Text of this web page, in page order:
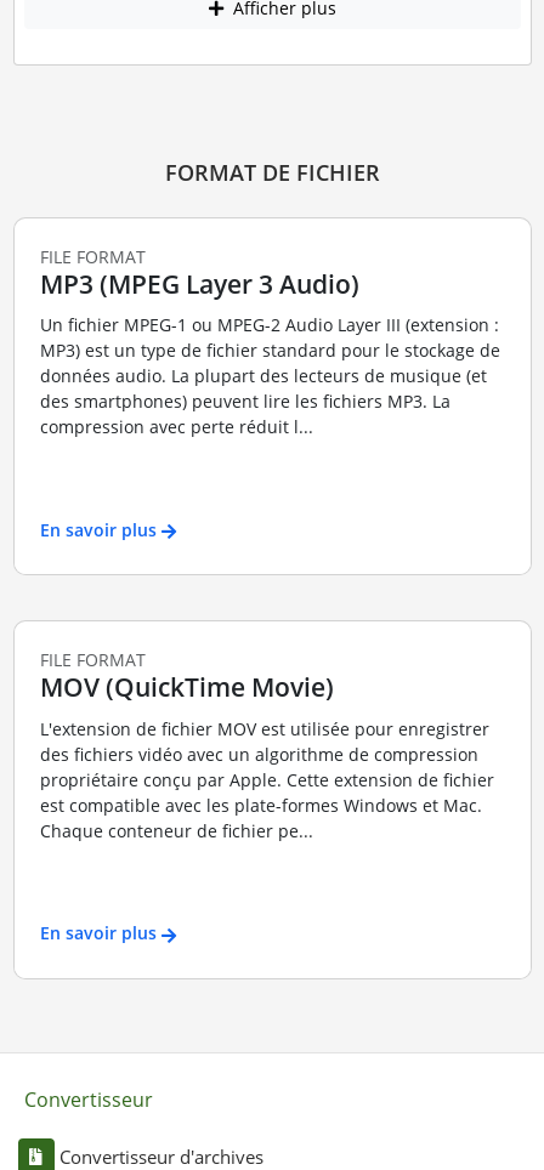
Afficher plus
FORMAT DE FICHIER
FILE FORMAT
MP3 (MPEG Layer 3 Audio)
Un fichier MPEG-1 ou MPEG-2 Audio Layer III (extension :
MP3) est un type de fichier standard pour le stockage de
données audio. La plupart des lecteurs de musique (et
des smartphones) peuvent lire les fichiers MP3. La
compression avec perte réduit l...
En savoir plus
FILE FORMAT
MOV (QuickTime Movie)
L'extension de fichier MOV est utilisée pour enregistrer
des fichiers vidéo avec un algorithme de compression
propriétaire conçu par Apple. Cette extension de fichier
est compatible avec les plate-formes Windows et Mac.
Chaque conteneur de fichier pe...
En savoir plus
Convertisseur
Convertisseur d'archives